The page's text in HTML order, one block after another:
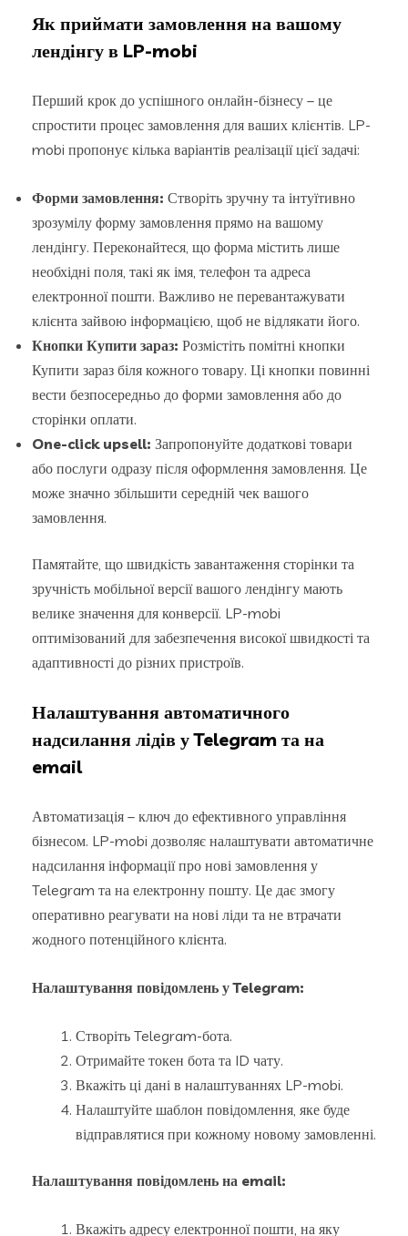
Як приймати замовлення на вашому
лендінгу в LP-mobi
Перший крок до успішного онлайн-бізнесу – це
спростити процес замовлення для ваших клієнтів. LP-
mobi пропонує кілька варіантів реалізації цієї задачі:
Форми замовлення: Створіть зручну та інтуїтивно
зрозумілу форму замовлення прямо на вашому
лендінгу. Переконайтеся, що форма містить лише
необхідні поля, такі як імя, телефон та адреса
електронної пошти. Важливо не перевантажувати
клієнта зайвою інформацією, щоб не відлякати його.
Кнопки Купити зараз: Розмістіть помітні кнопки
Купити зараз біля кожного товару. Ці кнопки повинні
вести безпосередньо до форми замовлення або до
сторінки оплати.
One-click upsell: Запропонуйте додаткові товари
або послуги одразу після оформлення замовлення. Це
може значно збільшити середній чек вашого
замовлення.
Памятайте, що швидкість завантаження сторінки та
зручність мобільної версії вашого лендінгу мають
велике значення для конверсії. LP-mobi
оптимізований для забезпечення високої швидкості та
адаптивності до різних пристроїв.
Налаштування автоматичного
надсилання лідів у Telegram та на
email
Автоматизація – ключ до ефективного управління
бізнесом. LP-mobi дозволяє налаштувати автоматичне
надсилання інформації про нові замовлення у
Telegram та на електронну пошту. Це дає змогу
оперативно реагувати на нові ліди та не втрачати
жодного потенційного клієнта.
Налаштування повідомлень у Telegram:
Створіть Telegram-бота.
Отримайте токен бота та ID чату.
Вкажіть ці дані в налаштуваннях LP-mobi.
Налаштуйте шаблон повідомлення, яке буде
відправлятися при кожному новому замовленні.
Налаштування повідомлень на email:
Вкажіть адресу електронної пошти, на яку